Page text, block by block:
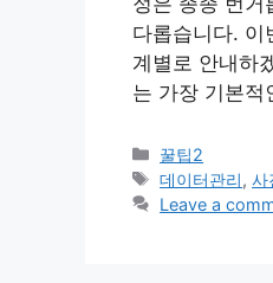
다롭습니다. 이
계별로 안내하
는 가장 기본
Categories
꿀팁2
Tags
데이터관리,사
Leave a